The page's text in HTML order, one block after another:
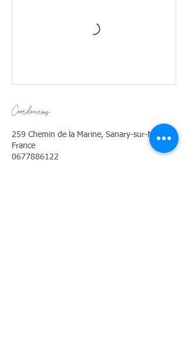
Coordonnées
259 Chemin de la Marine, Sanary-sur-Mer,
France
0677886122